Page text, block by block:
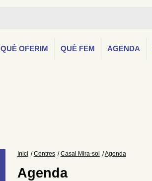
QUÈ OFERIM QUÈ FEM AGENDA
Inici Centres Casal Mira-sol Agenda
Agenda